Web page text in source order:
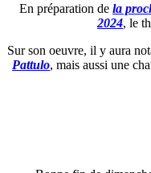
En préparation de la
2024, le
Sur son oeuvre, il y aura
Pattulo, mais aussi une